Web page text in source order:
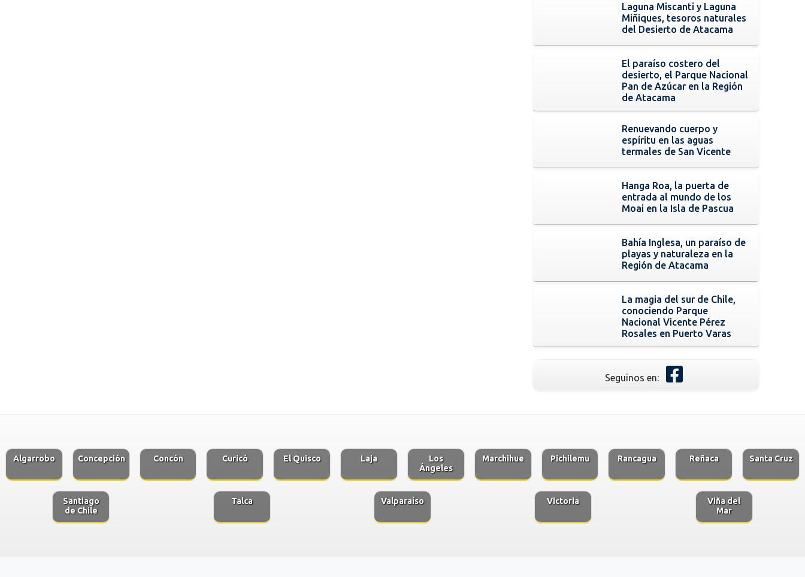
Laguna Miscanti y Laguna
Miñiques, tesoros naturales
del Desierto de Atacama
El paraíso costero del
desierto, el Parque Nacional
Pan de Azúcar en la Región
de Atacama
Renuevando cuerpo y
espíritu en las aguas
termales de San Vicente
Hanga Roa, la puerta de
entrada al mundo de los
Moai en la Isla de Pascua
Bahía Inglesa, un paraíso de
playas y naturaleza en la
Región de Atacama
La magia del sur de Chile,
conociendo Parque
Nacional Vicente Pérez
Rosales en Puerto Varas
Seguinos en:
Algarrobo Concepción Concón Curicó El Quisco Laja
Los
Ángeles
Marchihue Pichilemu Rancagua Reñaca Santa Cruz
Santiago
de Chile
Talca Valparaíso Victoria
Viña del
Mar